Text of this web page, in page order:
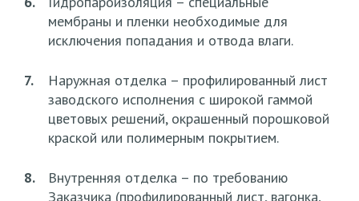
мембраны и пленки необходимые для
исключения попадания и отвода влаги.
7.
Наружная отделка – профилированный лист
заводского исполнения с широкой гаммой
цветовых решений, окрашенный порошковой
краской или полимерным покрытием.
8.
Внутренняя отделка – по требованию
Заказчика (профилированный лист, вагонка,